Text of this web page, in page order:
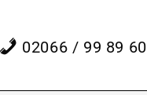
02066 / 99 89 60